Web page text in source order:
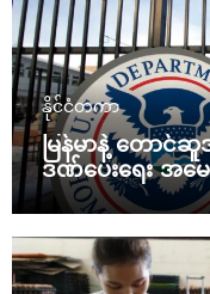
နိုင်ငံတကာ
မြန်မာနဲ့ တောင်
ဒဏ်ပေးရေး အမ